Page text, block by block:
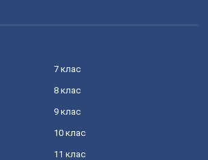
7 клас
8 клас
9 клас
10 клас
11 клас